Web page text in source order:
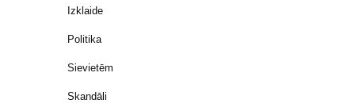
Izklaide
Politika
Sievietēm
Skandāli